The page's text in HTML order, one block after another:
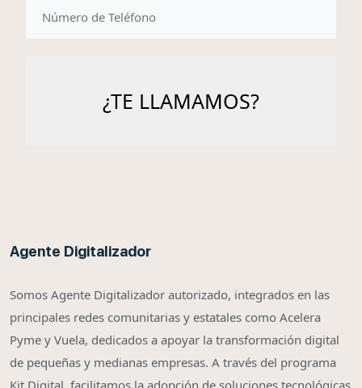
Agente Digitalizador
Somos Agente Digitalizador autorizado, integrados en las
principales redes comunitarias y estatales como Acelera
Pyme y Vuela, dedicados a apoyar la transformación digital
de pequeñas y medianas empresas. A través del programa